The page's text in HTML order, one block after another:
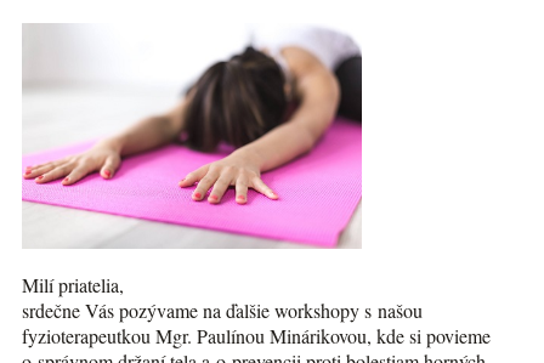
Milí priatelia,
srdečne Vás pozývame na ďalšie workshopy s našou
fyzioterapeutkou Mgr. Paulínou Minárikovou, kde si povieme